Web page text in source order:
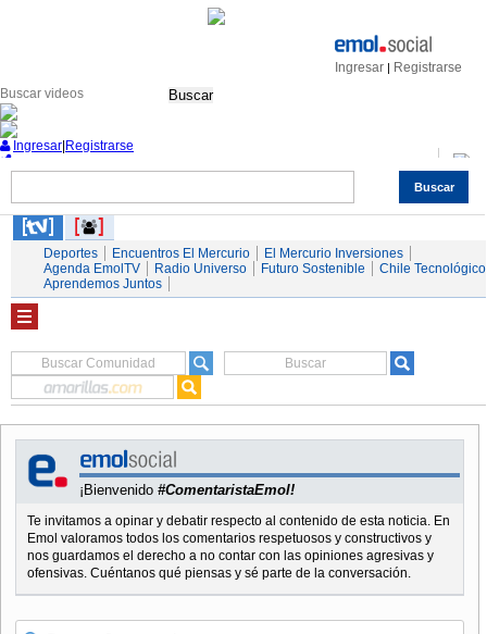
Ingresar | Registrarse
Buscar
Buscar
Ingresar Registrarse
Servicios
Deportes Encuentros El Mercurio
El Mercurio Inversiones
Agenda EmolTV
Radio Universo Futuro Sostenible
Chile Tecnológico
Aprendemos Juntos
¡Bienvenido #ComentaristaEmol!
Te invitamos a opinar y debatir respecto al contenido de esta noticia. En
Emol valoramos todos los comentarios respetuosos y constructivos y
nos guardamos el derecho a no contar con las opiniones agresivas y
ofensivas. Cuéntanos qué piensas y sé parte de la conversación.